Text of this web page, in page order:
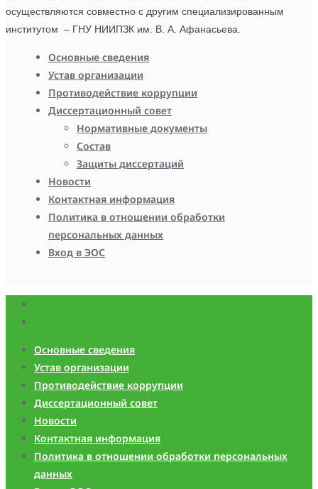
осуществляются совместно с другим специализированным
институтом – ГНУ НИИПЗК им. В. А. Афанасьева.
Основные сведения
Устав организации
Противодействие коррупции
Диссертационный совет
Нормативные документы
Состав
Защиты диссертаций
Новости
Контактная информация
Политика в отношении обработки
персональных данных
Вход в ЭОС
Основные сведения
Устав организации
Противодействие коррупции
Диссертационный совет
Новости
Контактная информация
Политика в отношении обработки персональных
данных